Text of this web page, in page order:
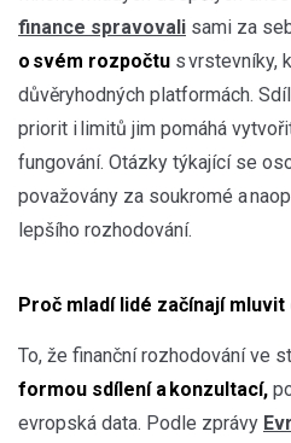
finance spravovali sami za
o svém rozpočtu s vrstevníky,
důvěryhodných platformách.
priorit i limitů jim pomáhá
fungování. Otázky týkající se
považovány za soukromé a
lepšího rozhodování.
Proč mladí lidé začínají
To, že finanční rozhodování ve
formou sdílení a konzultací,
evropská data. Podle zprávy